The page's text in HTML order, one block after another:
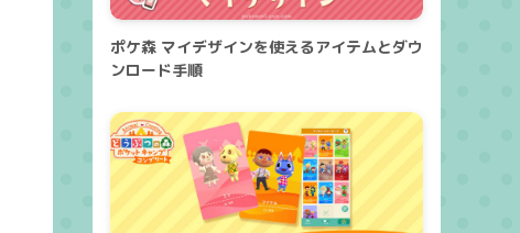
ポケ森 マイデザインを使えるアイテムとダウ
ンロード手順